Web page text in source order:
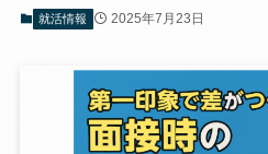
就活情報 2025年7月23日